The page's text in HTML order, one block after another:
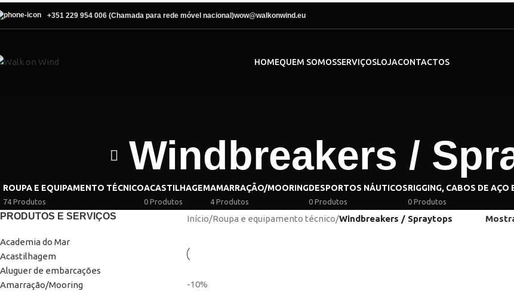
+351 229 954 006 (Chamada para rede móvel nacional)wow@walkonwind.eu
HOMEQUEM SOMOSSERVIÇOSLOJACONTACTOS
Windbreakers /
ROUPA E EQUIPAMENTO TÉCNICO
74 Produtos
ACASTILHAGEM
0 Produtos
AMARRAÇÃO/MOORING
4 Produtos
DESPORTOS NÁUTICOS
0 Produtos
RIGGING, CABOS DE AÇO
0 Produtos
PRODUTOS E SERVIÇOS
Academia do Mar
Acastilhagem
Aluguer de embarcações
Amarração/Mooring
Início/Roupa e equipamento técnico/Windbreakers / Spraytops
-10%